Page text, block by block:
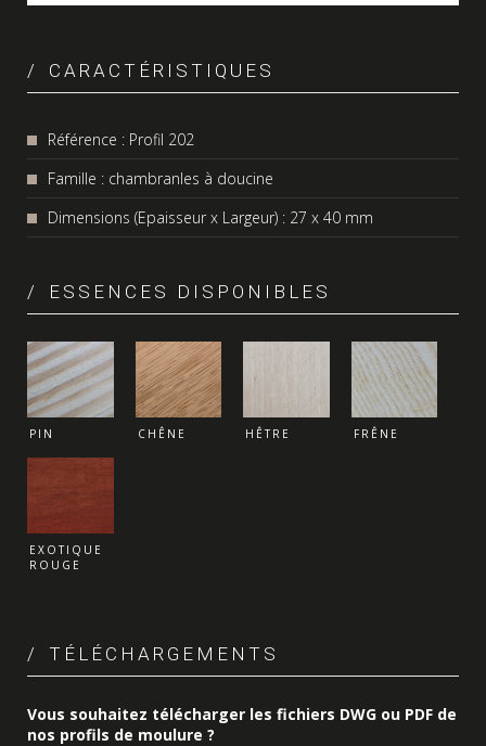
CARACTÉRISTIQUES
Référence : Profil 202
Famille : chambranles à doucine
Dimensions (Epaisseur x Largeur) : 27 x 40 mm
ESSENCES DISPONIBLES
PIN CHÊNE HÊTRE FRÊNE
EXOTIQUE
ROUGE
TÉLÉCHARGEMENTS
Vous souhaitez télécharger les fichiers DWG ou PDF de
nos profils de moulure ?